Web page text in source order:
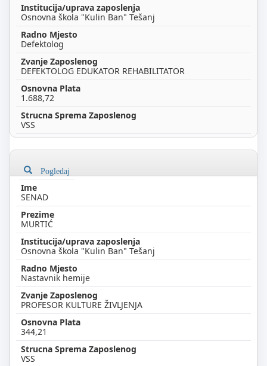
Osnovna škola "Kulin Ban" Tešanj
Defektolog
DEFEKTOLOG EDUKATOR REHABILITATOR
1.688,72
VSS
Pogledaj
SENAD
MURTIĆ
Osnovna škola "Kulin Ban" Tešanj
Nastavnik hemije
PROFESOR KULTURE ŽIVLJENJA
344,21
VSS